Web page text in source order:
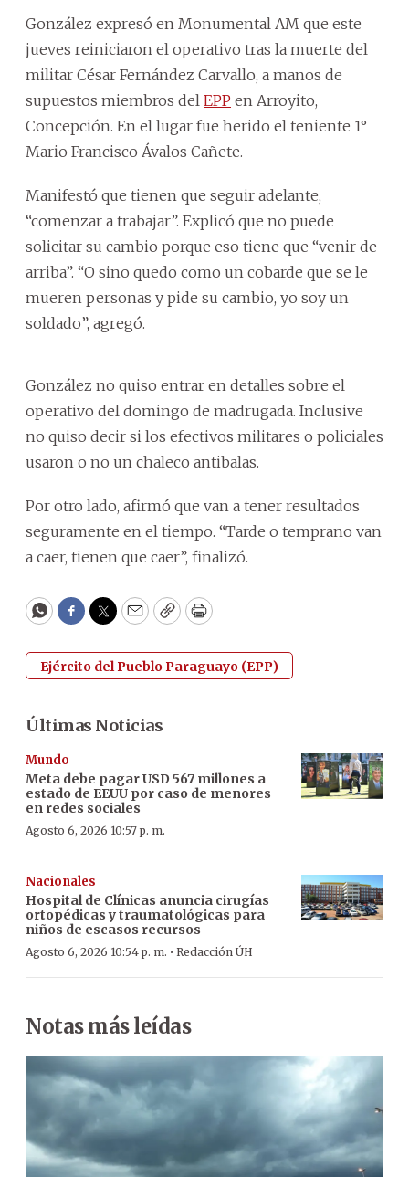
González expresó en Monumental AM que este
jueves reiniciaron el operativo tras la muerte del
militar César Fernández Carvallo, a manos de
supuestos miembros del EPP en Arroyito,
Concepción. En el lugar fue herido el teniente 1°
Mario Francisco Ávalos Cañete.
Manifestó que tienen que seguir adelante,
“comenzar a trabajar”. Explicó que no puede
solicitar su cambio porque eso tiene que “venir de
arriba”. “O sino quedo como un cobarde que se le
mueren personas y pide su cambio, yo soy un
soldado”, agregó.
González no quiso entrar en detalles sobre el
operativo del domingo de madrugada. Inclusive
no quiso decir si los efectivos militares o policiales
usaron o no un chaleco antibalas.
Por otro lado, afirmó que van a tener resultados
seguramente en el tiempo. “Tarde o temprano van
a caer, tienen que caer”, finalizó.
WhatsApp
Facebook
Twitter
EmailCopyPrint
Ejército del Pueblo Paraguayo (EPP)
Últimas Noticias
Mundo
Meta debe pagar USD 567 millones a
estado de EEUU por caso de menores
en redes sociales
Agosto 6, 2026 10:57 p. m.
Nacionales
Hospital de Clínicas anuncia cirugías
ortopédicas y traumatológicas para
niños de escasos recursos
Agosto 6, 2026 10:54 p. m. · Redacción ÚH
Notas más leídas